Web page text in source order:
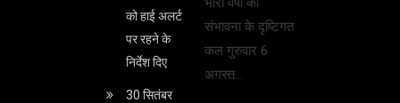
को हाई अलर्ट
पर रहने के
निर्देश दिए
30 सितंबर
संभावना के दृष्टिगत
कल गुरुवार 6
अगस्त…